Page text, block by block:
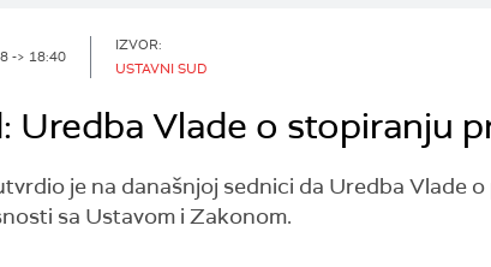
-> 18:40
IZVOR:
USTAVNI SUD
Uredba Vlade o stopiranju
je na današnjoj sednici da Uredba Vlade
sa Ustavom i Zakonom.